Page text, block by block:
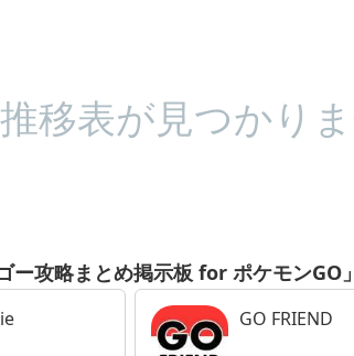
移表が見つかり
ー攻略まとめ掲示板 for ポケモンGO
GO FRIEND